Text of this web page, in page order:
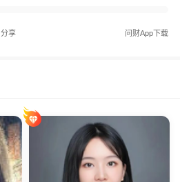
分享 问财App下载